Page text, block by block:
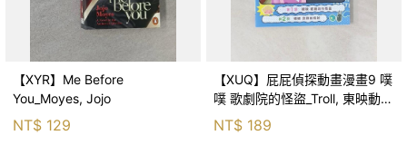
【XYR】Me Before
You_Moyes, Jojo
NT$ 129
【XUQ】屁屁偵探動畫漫畫9 噗
噗 歌劇院的怪盜_Troll, 東映動畫
株式會社, 張東君
NT$ 189